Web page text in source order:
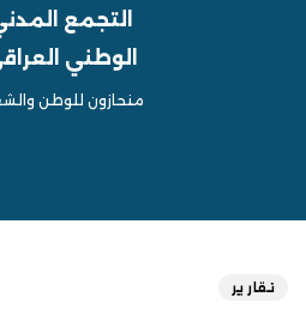
التجمع
الوطني
منحازون للوطن
تقارير